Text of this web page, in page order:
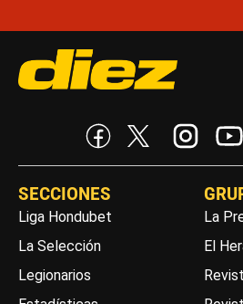
SECCIONES
Liga Hondubet
La Selección
Legionarios
La
El